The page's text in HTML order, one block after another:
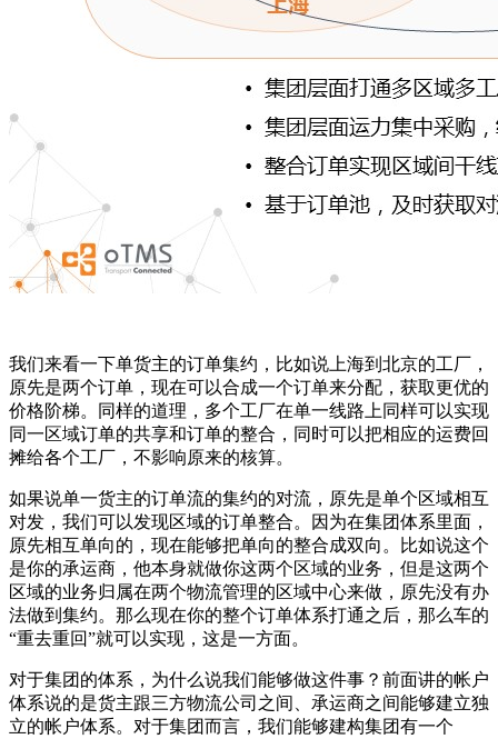
我们来看一下单货主的订单集约，比如说上海到北京的工厂，
原先是两个订单，现在可以合成一个订单来分配，获取更优的
价格阶梯。同样的道理，多个工厂在单一线路上同样可以实现
同一区域订单的共享和订单的整合，同时可以把相应的运费回
摊给各个工厂，不影响原来的核算。
如果说单一货主的订单流的集约的对流，原先是单个区域相互
对发，我们可以发现区域的订单整合。因为在集团体系里面，
原先相互单向的，现在能够把单向的整合成双向。比如说这个
是你的承运商，他本身就做你这两个区域的业务，但是这两个
区域的业务归属在两个物流管理的区域中心来做，原先没有办
法做到集约。那么现在你的整个订单体系打通之后，那么车的
“重去重回”就可以实现，这是一方面。
对于集团的体系，为什么说我们能够做这件事？前面讲的帐户
体系说的是货主跟三方物流公司之间、承运商之间能够建立独
立的帐户体系。对于集团而言，我们能够建构集团有一个